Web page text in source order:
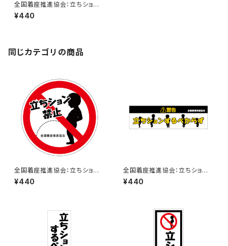
全国着座推進協会：立ちション
禁止ステッカー 6C
¥440
同じカテゴリの商品
全国着座推進協会：立ちション
禁止ステッカー 7A
¥440
全国着座推進協会：立ちション
するべからずステッカー 1B
¥440